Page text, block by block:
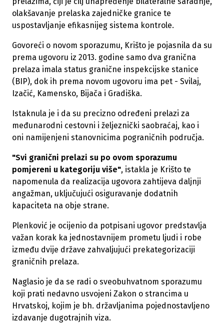
olakšavanje prelaska zajedničke granice te
uspostavljanje efikasnijeg sistema kontrole.
Govoreći o novom sporazumu, Krišto je pojasnila da su
prema ugovoru iz 2013. godine samo dva granična
prelaza imala status granične inspekcijske stanice
(BIP), dok ih prema novom ugovoru ima pet - Svilaj,
Izačić, Kamensko, Bijača i Gradiška.
Istaknula je i da su precizno određeni prelazi za
međunarodni cestovni i željeznički saobraćaj, kao i
oni namijenjeni stanovnicima pograničnih područja.
"Svi granični prelazi su po ovom sporazumu
pomjereni u kategoriju više", istakla je Krišto te
napomenula da realizacija ugovora zahtijeva daljnji
angažman, uključujući osiguravanje dodatnih
kapaciteta na obje strane.
Plenković je ocijenio da potpisani ugovor predstavlja
važan korak ka jednostavnijem prometu ljudi i robe
između dvije države zahvaljujući prekategorizaciji
graničnih prelaza.
Naglasio je da se radi o sveobuhvatnom sporazumu
koji prati nedavno usvojeni Zakon o strancima u
Hrvatskoj, kojim je bh. državljanima pojednostavljeno
izdavanje dugotrajnih viza.